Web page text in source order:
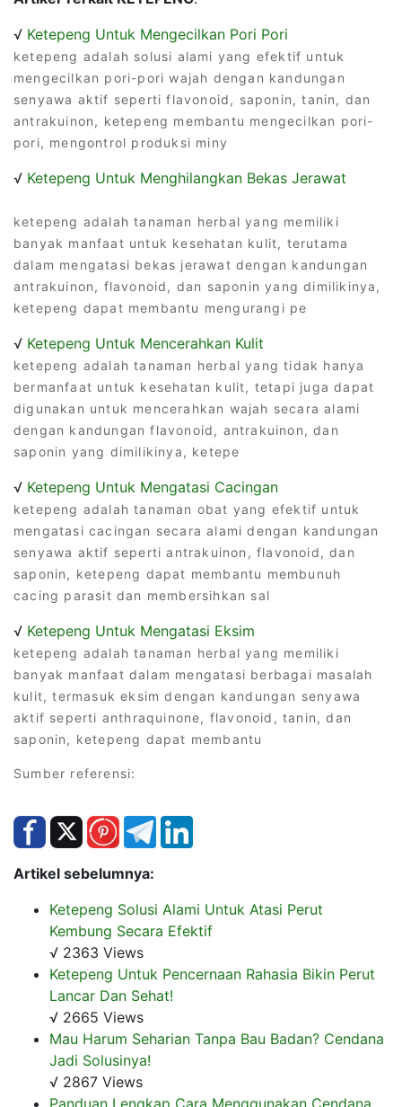
√ Ketepeng Untuk Mengecilkan Pori Pori
ketepeng adalah solusi alami yang efektif untuk
mengecilkan pori-pori wajah dengan kandungan
senyawa aktif seperti flavonoid, saponin, tanin, dan
antrakuinon, ketepeng membantu mengecilkan pori-
pori, mengontrol produksi miny
√ Ketepeng Untuk Menghilangkan Bekas Jerawat
ketepeng adalah tanaman herbal yang memiliki
banyak manfaat untuk kesehatan kulit, terutama
dalam mengatasi bekas jerawat dengan kandungan
antrakuinon, flavonoid, dan saponin yang dimilikinya,
ketepeng dapat membantu mengurangi pe
√ Ketepeng Untuk Mencerahkan Kulit
ketepeng adalah tanaman herbal yang tidak hanya
bermanfaat untuk kesehatan kulit, tetapi juga dapat
digunakan untuk mencerahkan wajah secara alami
dengan kandungan flavonoid, antrakuinon, dan
saponin yang dimilikinya, ketepe
√ Ketepeng Untuk Mengatasi Cacingan
ketepeng adalah tanaman obat yang efektif untuk
mengatasi cacingan secara alami dengan kandungan
senyawa aktif seperti antrakuinon, flavonoid, dan
saponin, ketepeng dapat membantu membunuh
cacing parasit dan membersihkan sal
√ Ketepeng Untuk Mengatasi Eksim
ketepeng adalah tanaman herbal yang memiliki
banyak manfaat dalam mengatasi berbagai masalah
kulit, termasuk eksim dengan kandungan senyawa
aktif seperti anthraquinone, flavonoid, tanin, dan
saponin, ketepeng dapat membantu
Sumber referensi:
Artikel sebelumnya:
Ketepeng Solusi Alami Untuk Atasi Perut
Kembung Secara Efektif
√ 2363 Views
Ketepeng Untuk Pencernaan Rahasia Bikin Perut
Lancar Dan Sehat!
√ 2665 Views
Mau Harum Seharian Tanpa Bau Badan? Cendana
Jadi Solusinya!
√ 2867 Views
Panduan Lengkap Cara Menggunakan Cendana